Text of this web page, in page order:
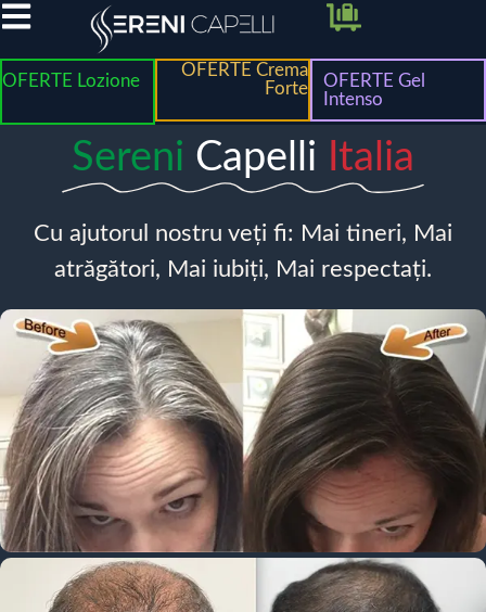
OFERTE Lozione
OFERTE Crema
Forte
OFERTE Gel
Intenso
Sereni Capelli Italia
Cu ajutorul nostru veți fi: Mai tineri, Mai
atrăgători, Mai iubiți, Mai respectați.